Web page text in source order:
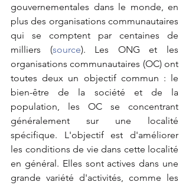
gouvernementales dans le monde, en
plus des organisations communautaires
qui se comptent par centaines de
milliers (source). Les ONG et les
organisations communautaires (OC) ont
toutes deux un objectif commun : le
bien-être de la société et de la
population, les OC se concentrant
généralement sur une localité
spécifique. L'objectif est d'améliorer
les conditions de vie dans cette localité
en général. Elles sont actives dans une
grande variété d'activités, comme les